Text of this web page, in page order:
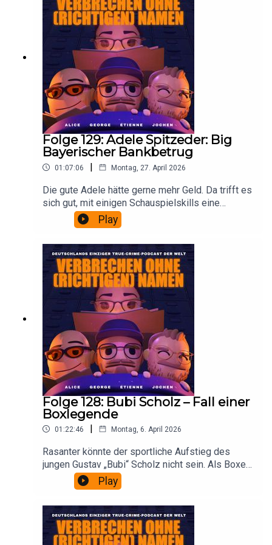
recht nicht in der eigenen Verteidigung vor einer
begeisterten Jury.
Folge 129: Adele Spitzeder: Big
Bayerischer Bankbetrug
01:07:06 | Montag, 27. April 2026
Die gute Adele hätte gerne mehr Geld. Da trifft es
sich gut, mit einigen Schauspielskills eine
Privatbank aufzumachen. Um damit zehntausende
Leute stumpf abzuzocken. In der eigenen Villa.
und schon gar nicht „Warum?“ und es geht ja auch
(kurz) gut. Immerhin ist sie eine Wohltäterin.
Gelernt ist gelernt. Und zur Not kann man ja immer
noch singen.
Play
Folge 128: Bubi Scholz – Fall einer
Boxlegende
01:22:46 | Montag, 6. April 2026
Rasanter könnte der sportliche Aufstieg des
jungen Gustav „Bubi“ Scholz nicht sein. Als Boxer
der neuen Schule holt er zwischen Dezember
1954 und April 1964 in 96 Profikämpfen 88 Siege,
sechsmal unentschieden. Berühmt, beliebt,
gefragt. Bis die Karriere vorbei ist. Und mit ihr
vieles, was sein bisheriges Leben schillernd und
Play